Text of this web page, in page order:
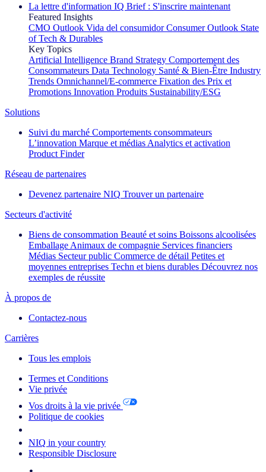
La lettre d'information IQ Brief : S'inscrire maintenant
Featured Insights
CMO Outlook Vida del consumidor Consumer Outlook State
of Tech & Durables
Key Topics
Artificial Intelligence Brand Strategy Comportement des
Consommateurs Data Technology Santé & Bien-Être Industry
Trends Omnichannel/E-commerce Fixation des Prix et
Promotions Innovation Produits Sustainability/ESG
Solutions
Suivi du marché Comportements consommateurs
L’innovation Marque et médias Analytics et activation
Product Finder
Réseau de partenaires
Devenez partenaire NIQ Trouver un partenaire
Secteurs d'activité
Biens de consommation Beauté et soins Boissons alcoolisées
Emballage Animaux de compagnie Services financiers
Médias Secteur public Commerce de détail Petites et
moyennes entreprises Techn et biens durables Découvrez nos
exemples de réussite
À propos de
Contactez-nous
Carrières
Tous les emplois
Termes et Conditions
Vie privée
Vos droits à la vie privée
Politique de cookies
NIQ in your country
Responsible Disclosure